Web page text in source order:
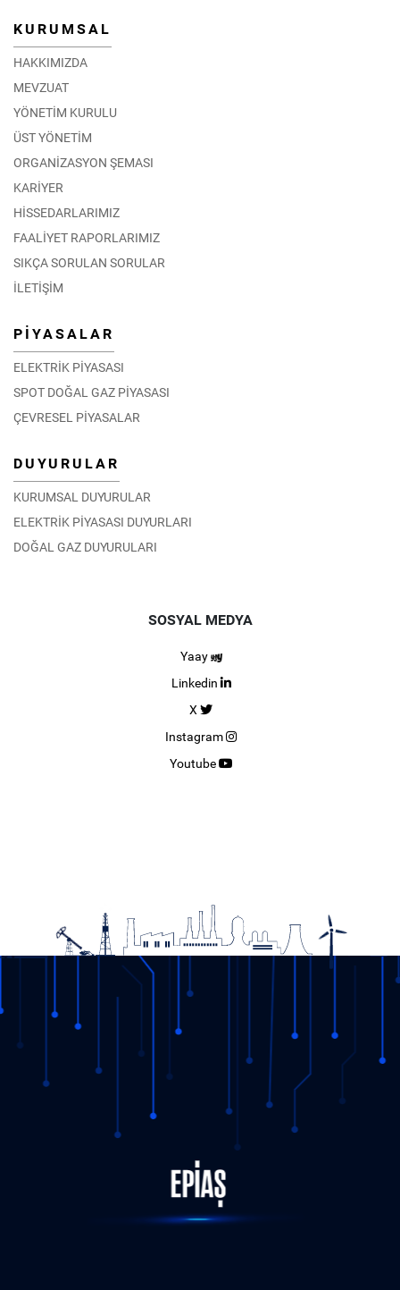
KURUMSAL
HAKKIMIZDA
MEVZUAT
YÖNETİM KURULU
ÜST YÖNETİM
ORGANİZASYON ŞEMASI
KARİYER
HİSSEDARLARIMIZ
FAALİYET RAPORLARIMIZ
SIKÇA SORULAN SORULAR
İLETİŞİM
PİYASALAR
ELEKTRİK PİYASASI
SPOT DOĞAL GAZ PİYASASI
ÇEVRESEL PİYASALAR
DUYURULAR
KURUMSAL DUYURULAR
ELEKTRİK PİYASASI DUYURLARI
DOĞAL GAZ DUYURULARI
SOSYAL MEDYA
Yaay
Linkedin
X
Instagram
Youtube